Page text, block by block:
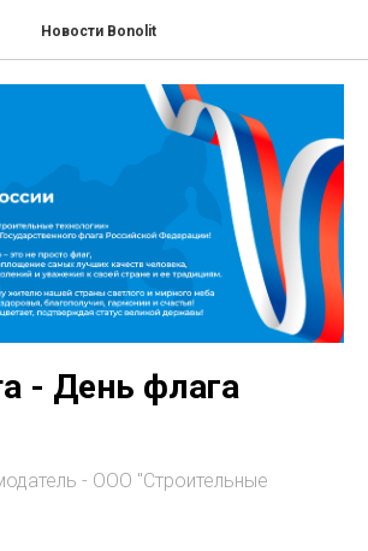
Новости Bonolit
- День флага
- ООО "Строительные